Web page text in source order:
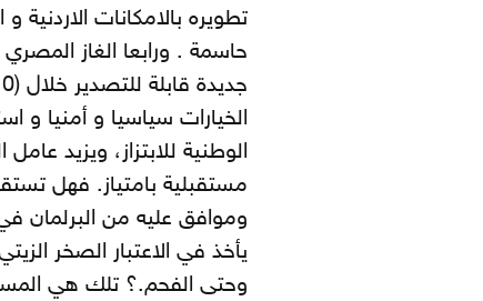
تطويره بالامكانات
حاسمة . ورابعا الغاز
الخيارات سياسيا و أمنيا و
الوطنية للابتزاز، ويزيد
مستقبلية بامتياز. فهل
وموافق عليه من البرلمان
يأخذ في الاعتبار الصخر
وحتى الفحم.؟ تلك هي